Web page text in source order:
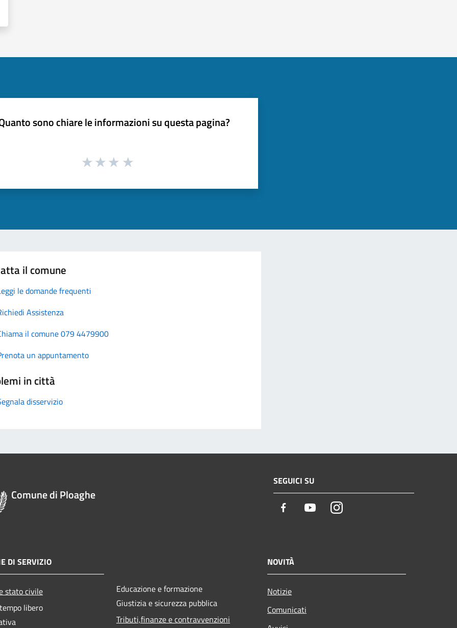
sono chiare le informazioni su questa pagina?
il comune
le domande frequenti
Assistenza
il comune 079 4479900
un appuntamento
in città
disservizio
Comune di Ploaghe
SEGUICI SU
Facebook YoutubeInstagram
DI SERVIZIO
stato civile
libero
Educazione e formazione
Giustizia e sicurezza pubblica
Tributi,finanze e contravvenzioni
NOVITÀ
Notizie
Comunicati